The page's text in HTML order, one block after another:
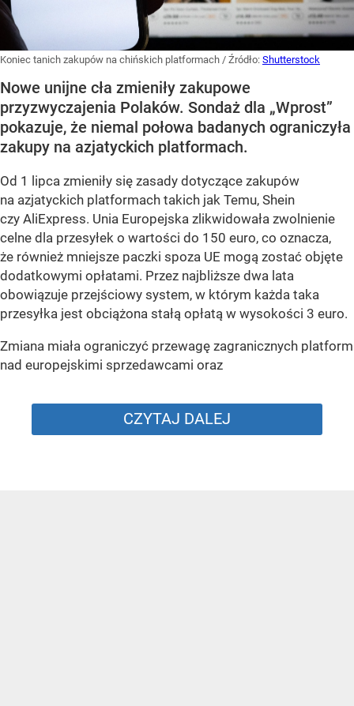
Koniec tanich zakupów na chińskich platformach / Źródło: Shutterstock
Nowe unijne cła zmieniły zakupowe
przyzwyczajenia Polaków. Sondaż dla „Wprost”
pokazuje, że niemal połowa badanych ograniczyła
zakupy na azjatyckich platformach.
Od 1 lipca zmieniły się zasady dotyczące zakupów
na azjatyckich platformach takich jak Temu, Shein
czy AliExpress. Unia Europejska zlikwidowała zwolnienie
celne dla przesyłek o wartości do 150 euro, co oznacza,
że również mniejsze paczki spoza UE mogą zostać objęte
dodatkowymi opłatami. Przez najbliższe dwa lata
obowiązuje przejściowy system, w którym każda taka
przesyłka jest obciążona stałą opłatą w wysokości 3 euro.
Zmiana miała ograniczyć przewagę zagranicznych platform
nad europejskimi sprzedawcami oraz
CZYTAJ DALEJ